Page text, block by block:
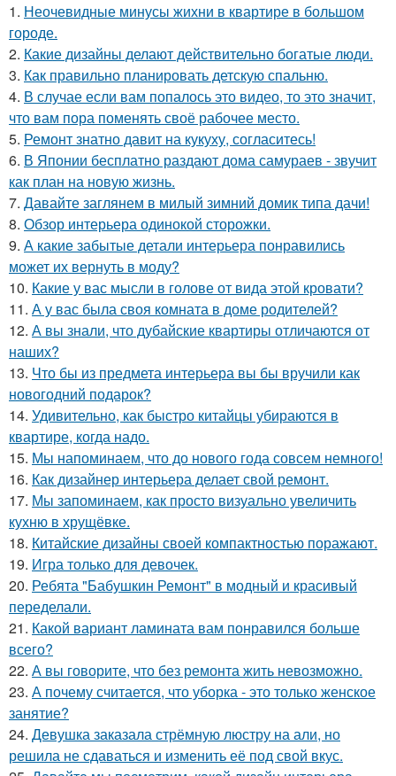
1. Неочевидные минусы жихни в квартире в большом
городе.
2. Какие дизайны делают действительно богатые люди.
3. Как правильно планировать детскую спальню.
4. В случае если вам попалось это видео, то это значит,
что вам пора поменять своё рабочее место.
5. Ремонт знатно давит на кукуху, согласитесь!
6. В Японии бесплатно раздают дома самураев - звучит
как план на новую жизнь.
7. Давайте заглянем в милый зимний домик типа дачи!
8. Обзор интерьера одинокой сторожки.
9. А какие забытые детали интерьера понравились
может их вернуть в моду?
10. Какие у вас мысли в голове от вида этой кровати?
11. А у вас была своя комната в доме родителей?
12. А вы знали, что дубайские квартиры отличаются от
наших?
13. Что бы из предмета интерьера вы бы вручили как
новогодний подарок?
14. Удивительно, как быстро китайцы убираются в
квартире, когда надо.
15. Мы напоминаем, что до нового года совсем немного!
16. Как дизайнер интерьера делает свой ремонт.
17. Мы запоминаем, как просто визуально увеличить
кухню в хрущёвке.
18. Китайские дизайны своей компактностью поражают.
19. Игра только для девочек.
20. Ребята "Бабушкин Ремонт" в модный и красивый
переделали.
21. Какой вариант ламината вам понравился больше
всего?
22. А вы говорите, что без ремонта жить невозможно.
23. А почему считается, что уборка - это только женское
занятие?
24. Девушка заказала стрёмную люстру на али, но
решила не сдаваться и изменить её под свой вкус.